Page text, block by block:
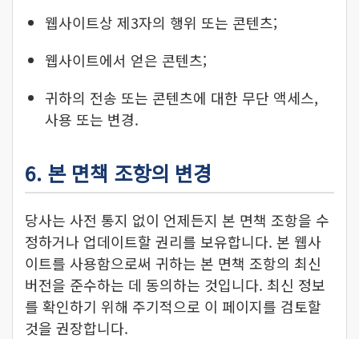
웹사이트상 제3자의 행위 또는 콘텐츠;
웹사이트에서 얻은 콘텐츠;
귀하의 전송 또는 콘텐츠에 대한 무단 액세스,
사용 또는 변경.
6. 본 면책 조항의 변경
당사는 사전 통지 없이 언제든지 본 면책 조항을 수
정하거나 업데이트할 권리를 보유합니다. 본 웹사
이트를 사용함으로써 귀하는 본 면책 조항의 최신
버전을 준수하는 데 동의하는 것입니다. 최신 정보
를 확인하기 위해 주기적으로 이 페이지를 검토할
것을 권장합니다.